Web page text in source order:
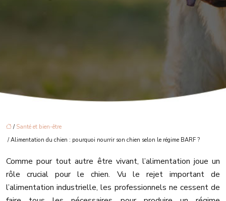
/ Santé et bien-être
/ Alimentation du chien : pourquoi nourrir son chien selon le régime BARF ?
Comme pour tout autre être vivant, l’alimentation joue un
rôle crucial pour le chien. Vu le rejet important de
l’alimentation industrielle, les professionnels ne cessent de